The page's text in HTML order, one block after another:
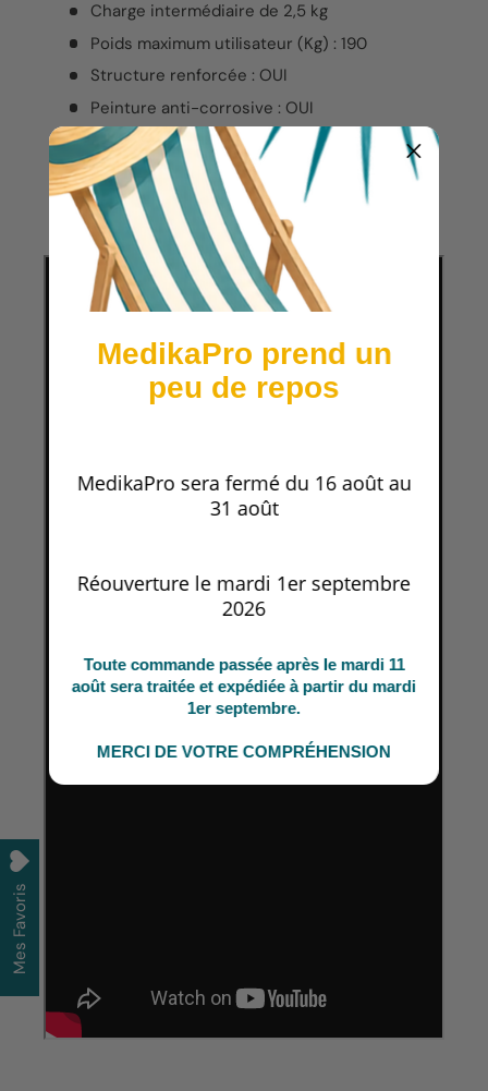
Charge intermédiaire de 2,5 kg
Poids maximum utilisateur (Kg) : 190
Structure renforcée : OUI
Peinture anti-corrosive : OUI
Pieds stabilisateurs réglables : OUI
Tuyaux arrondis : OUI
Eléments de réglage de couleur jaune : OUI
Carénages avant et arrières : OUI
Mes Favoris
MedikaPro prend un
peu de repos
MedikaPro sera fermé du 16 août au
31 août
Réouverture le mardi 1er septembre
2026
Toute commande passée après le mardi 11
août sera traitée et expédiée à partir du mardi
1er septembre.
MERCI DE VOTRE COMPRÉHENSION